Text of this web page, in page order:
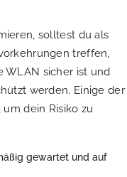
solltest du als
treffen,
WLAN sicher ist und
werden. Einige der
dein Risiko zu
gewartet und auf